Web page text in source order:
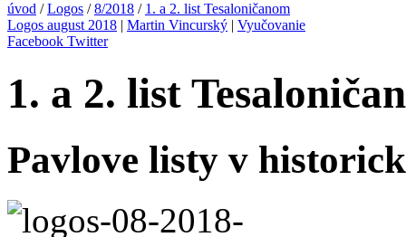
úvod /Logos /8/2018 / 1. a 2. list Tesaloničanom
Logos august 2018 | Martin Vincurský | Vyučovanie
Facebook Twitter
1. a 2. list
Pavlove listy v